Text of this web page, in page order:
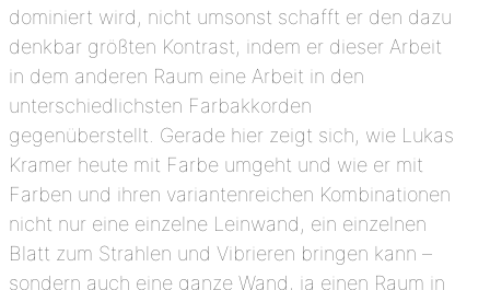
dominiert wird, nicht umsonst schafft er den dazu
denkbar größten Kontrast, indem er dieser Arbeit
in dem anderen Raum eine Arbeit in den
unterschiedlichsten Farbakkorden
gegenüberstellt. Gerade hier zeigt sich, wie Lukas
Kramer heute mit Farbe umgeht und wie er mit
Farben und ihren variantenreichen Kombinationen
nicht nur eine einzelne Leinwand, ein einzelnen
Blatt zum Strahlen und Vibrieren bringen kann –
sondern auch eine ganze Wand, ja einen Raum in